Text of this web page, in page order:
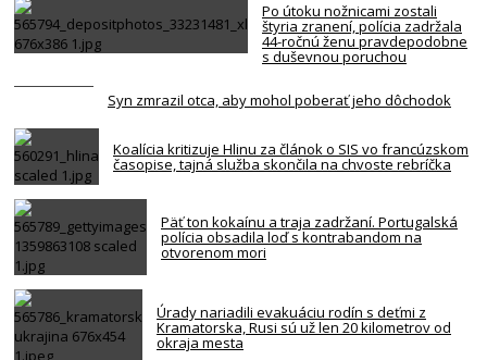
Po útoku nožnicami zostali
štyria zranení, polícia zadržala
44-ročnú ženu pravdepodobne
s duševnou poruchou
Syn zmrazil otca, aby mohol poberať jeho dôchodok
Koalícia kritizuje Hlinu za článok o SIS vo francúzskom
časopise, tajná služba skončila na chvoste rebríčka
Päť ton kokaínu a traja zadržaní. Portugalská
polícia obsadila loď s kontrabandom na
otvorenom mori
Úrady nariadili evakuáciu rodín s deťmi z
Kramatorska, Rusi sú už len 20 kilometrov od
okraja mesta